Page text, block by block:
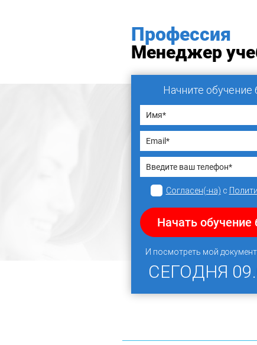
Профессия
Менеджер
Начните обучение
Согласен(-на) с
Начать обучение
И посмотреть мой
СЕГОДНЯ